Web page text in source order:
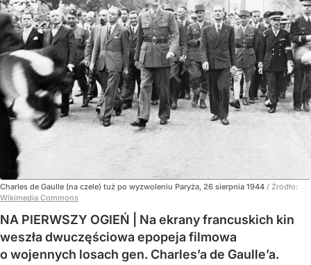
Charles de Gaulle (na czele) tuż po wyzwoleniu Paryża, 26 sierpnia 1944 / Źródło:
Wikimedia Commons
NA PIERWSZY OGIEŃ | Na ekrany francuskich kin
weszła dwuczęściowa epopeja filmowa
o wojennych losach gen. Charles’a de Gaulle’a.